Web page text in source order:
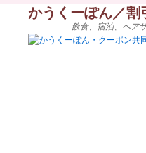
かうくーぽん／割
飲食、宿泊、ヘア